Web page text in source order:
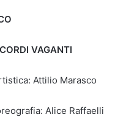
VAGANTI
Attilio Marasco
Alice Raffaelli